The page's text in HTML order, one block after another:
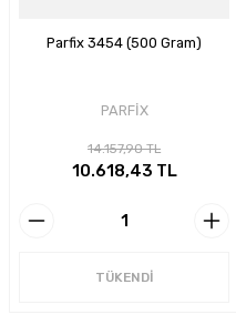
Parfix 3454 (500 Gram)
PARFİX
14.157,90 TL
10.618,43 TL
TÜKENDİ